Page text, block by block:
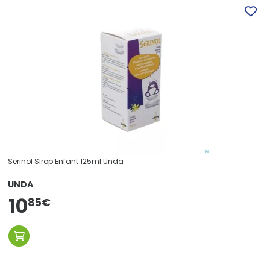
Serinol Sirop Enfant 125ml Unda
UNDA
1085€